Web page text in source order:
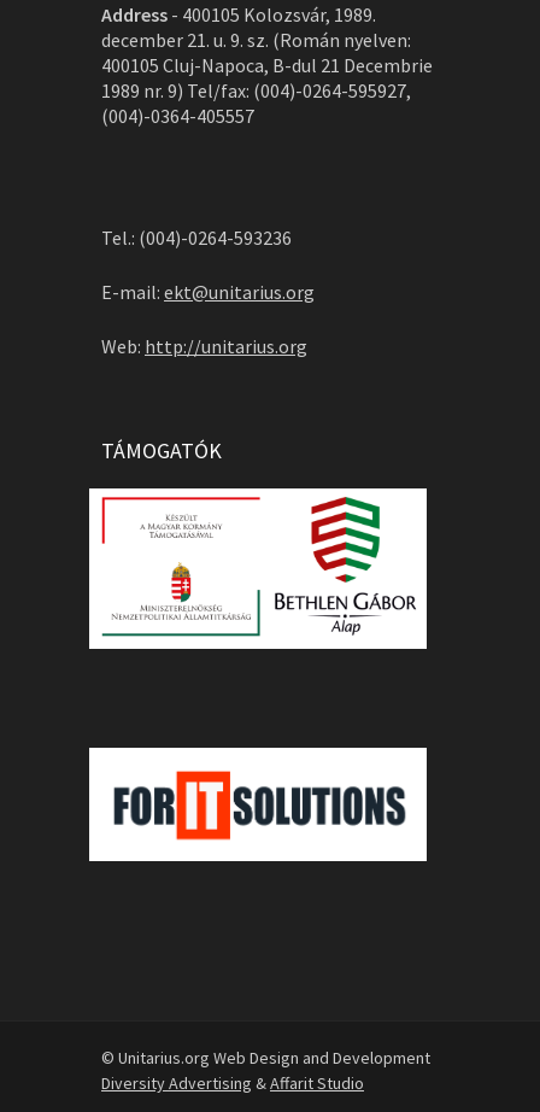
Address - 400105 Kolozsvár, 1989.
december 21. u. 9. sz. (Román nyelven:
400105 Cluj-Napoca, B-dul 21 Decembrie
1989 nr. 9) Tel/fax: (004)-0264-595927,
(004)-0364-405557
Tel.: (004)-0264-593236
E-mail: ekt@unitarius.org
Web: http://unitarius.org
TÁMOGATÓK
© Unitarius.org Web Design and Development
Diversity Advertising &Affarit Studio